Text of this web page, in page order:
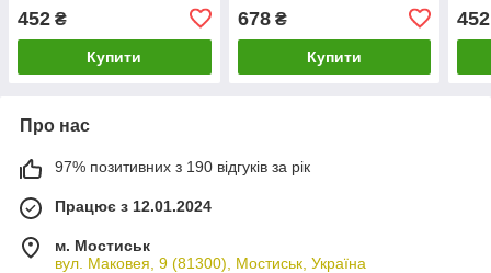
452 ₴
Купити
678₴
Купити
452
Про нас
97% позитивних з 190 відгуків за рік
Працює з 12.01.2024
м. Мостиськ
вул. Маковея, 9 (81300), Мостиськ, Україна